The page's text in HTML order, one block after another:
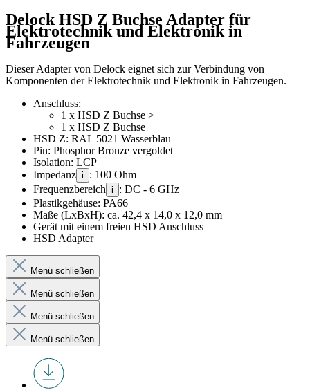
Delock HSD Z Buchse Adapter für
Elektrotechnik und Elektronik in
Fahrzeugen
Dieser Adapter von Delock eignet sich zur Verbindung von
Komponenten der Elektrotechnik und Elektronik in Fahrzeugen.
Anschluss:
1 x HSD Z Buchse >
1 x HSD Z Buchse
HSD Z: RAL 5021 Wasserblau
Pin: Phosphor Bronze vergoldet
Isolation: LCP
Impedanz i
: 100 Ohm
Frequenzbereich i
: DC - 6 GHz
Plastikgehäuse: PA66
Maße (LxBxH): ca. 42,4 x 14,0 x 12,0 mm
Gerät mit einem freien HSD Anschluss
HSD Adapter
Menü schließen
Menü schließen
Menü schließen
Menü schließen